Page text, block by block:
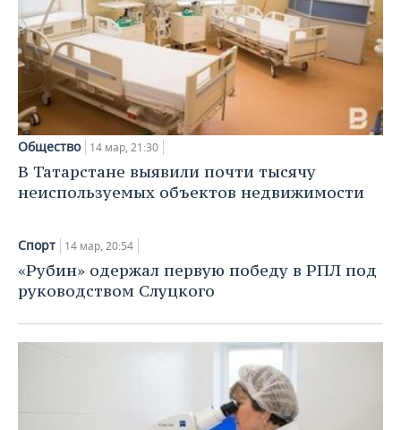
ХОККЕЙ С МЯЧОМ
ПРОИСШЕСТВИЯ
Общество 14 мар, 21:30
В Татарстане выявили почти тысячу
неиспользуемых объектов недвижимости
Спорт 14 мар, 20:54
«Рубин» одержал первую победу в РПЛ под
руководством Слуцкого